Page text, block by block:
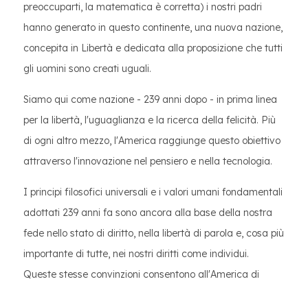
preoccuparti, la matematica è corretta) i nostri padri
hanno generato in questo continente, una nuova nazione,
concepita in Libertà e dedicata alla proposizione che tutti
gli uomini sono creati uguali.
Siamo qui come nazione - 239 anni dopo - in prima linea
per la libertà, l'uguaglianza e la ricerca della felicità. Più
di ogni altro mezzo, l'America raggiunge questo obiettivo
attraverso l'innovazione nel pensiero e nella tecnologia.
I principi filosofici universali e i valori umani fondamentali
adottati 239 anni fa sono ancora alla base della nostra
fede nello stato di diritto, nella libertà di parola e, cosa più
importante di tutte, nei nostri diritti come individui.
Queste stesse convinzioni consentono all'America di